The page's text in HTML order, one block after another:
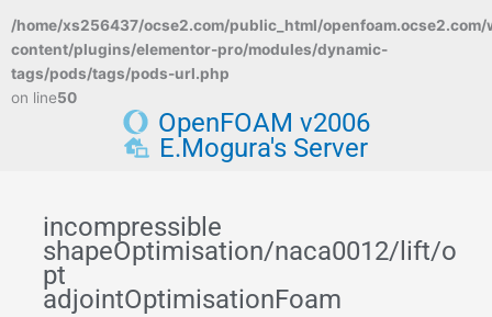
/home/xs256437/ocse2.com/public_html/openfoam.ocse2.com/
content/plugins/elementor-pro/modules/dynamic-
tags/pods/tags/pods-url.php
on line50
OpenFOAM v2006
E.Mogura's Server
incompressible
shapeOptimisation/naca0012/lift/o
pt
adjointOptimisationFoam